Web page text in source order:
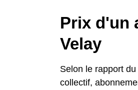
Prix d'un
Velay
Selon le rapport
collectif,